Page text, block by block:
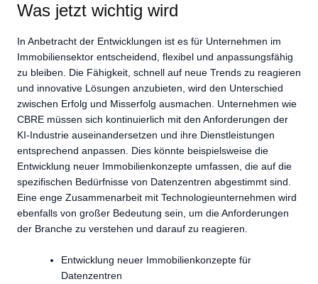
Was jetzt wichtig wird
In Anbetracht der Entwicklungen ist es für Unternehmen im
Immobiliensektor entscheidend, flexibel und anpassungsfähig
zu bleiben. Die Fähigkeit, schnell auf neue Trends zu reagieren
und innovative Lösungen anzubieten, wird den Unterschied
zwischen Erfolg und Misserfolg ausmachen. Unternehmen wie
CBRE müssen sich kontinuierlich mit den Anforderungen der
KI-Industrie auseinandersetzen und ihre Dienstleistungen
entsprechend anpassen. Dies könnte beispielsweise die
Entwicklung neuer Immobilienkonzepte umfassen, die auf die
spezifischen Bedürfnisse von Datenzentren abgestimmt sind.
Eine enge Zusammenarbeit mit Technologieunternehmen wird
ebenfalls von großer Bedeutung sein, um die Anforderungen
der Branche zu verstehen und darauf zu reagieren.
Entwicklung neuer Immobilienkonzepte für
Datenzentren